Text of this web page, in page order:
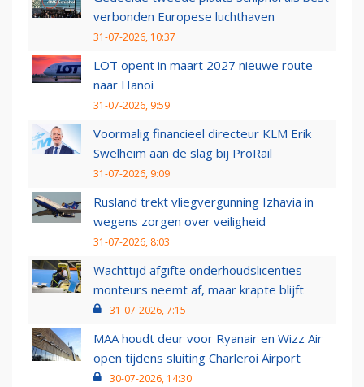
verbonden Europese luchthaven
31-07-2026, 10:37
LOT opent in maart 2027 nieuwe route
naar Hanoi
31-07-2026, 9:59
Voormalig financieel directeur KLM Erik
Swelheim aan de slag bij ProRail
31-07-2026, 9:09
Rusland trekt vliegvergunning Izhavia in
wegens zorgen over veiligheid
31-07-2026, 8:03
Wachttijd afgifte onderhoudslicenties
monteurs neemt af, maar krapte blijft
31-07-2026, 7:15
MAA houdt deur voor Ryanair en Wizz Air
open tijdens sluiting Charleroi Airport
30-07-2026, 14:30